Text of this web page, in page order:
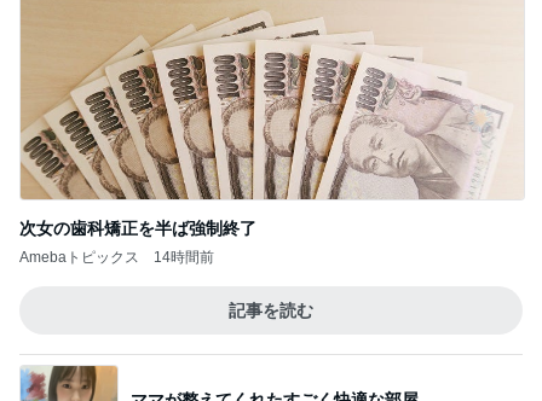
次女の歯科矯正を半ば強制終了
Amebaトピックス 14時間前
記事を読む